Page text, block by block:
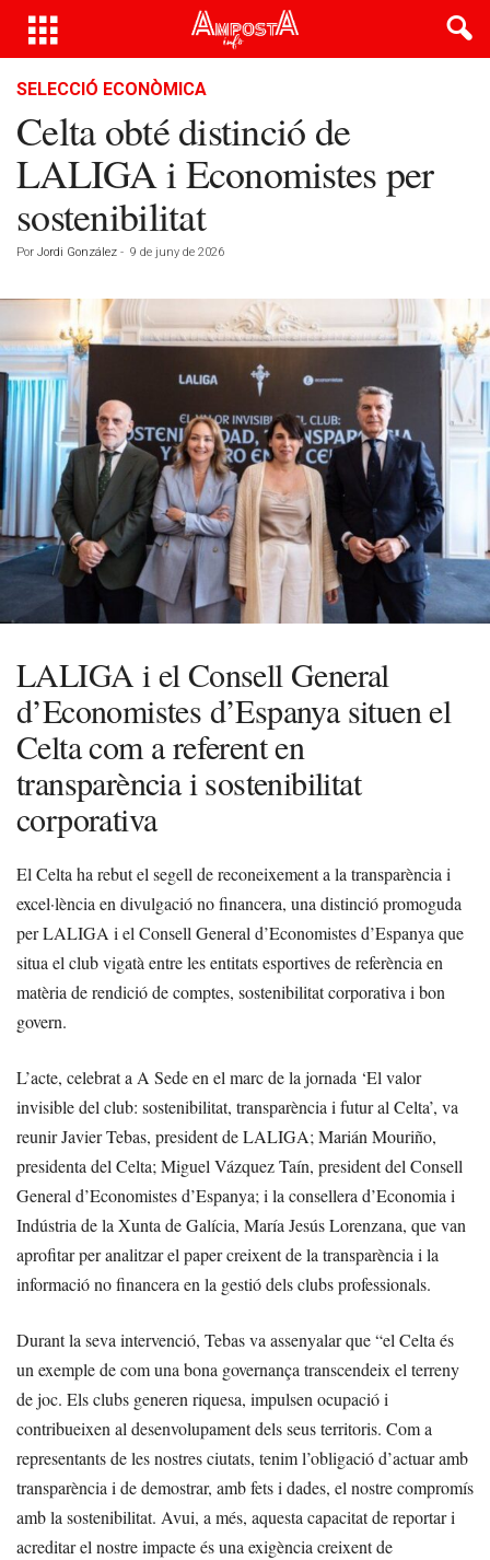
SELECCIÓ ECONÒMICA
Celta obté distinció de
LALIGA i Economistes per
sostenibilitat
Por Jordi González - 9 de juny de 2026
LALIGA i el Consell General
d’Economistes d’Espanya situen el
Celta com a referent en
transparència i sostenibilitat
corporativa
El Celta ha rebut el segell de reconeixement a la transparència i
excel·lència en divulgació no financera, una distinció promoguda
per LALIGA i el Consell General d’Economistes d’Espanya que
situa el club vigatà entre les entitats esportives de referència en
matèria de rendició de comptes, sostenibilitat corporativa i bon
govern.
L’acte, celebrat a A Sede en el marc de la jornada ‘El valor
invisible del club: sostenibilitat, transparència i futur al Celta’, va
reunir Javier Tebas, president de LALIGA; Marián Mouriño,
presidenta del Celta; Miguel Vázquez Taín, president del Consell
General d’Economistes d’Espanya; i la consellera d’Economia i
Indústria de la Xunta de Galícia, María Jesús Lorenzana, que van
aprofitar per analitzar el paper creixent de la transparència i la
informació no financera en la gestió dels clubs professionals.
Durant la seva intervenció, Tebas va assenyalar que “el Celta és
un exemple de com una bona governança transcendeix el terreny
de joc. Els clubs generen riquesa, impulsen ocupació i
contribueixen al desenvolupament dels seus territoris. Com a
representants de les nostres ciutats, tenim l’obligació d’actuar amb
transparència i de demostrar, amb fets i dades, el nostre compromís
amb la sostenibilitat. Avui, a més, aquesta capacitat de reportar i
acreditar el nostre impacte és una exigència creixent de